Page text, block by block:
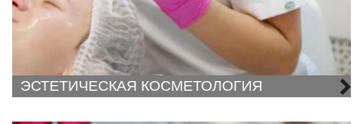
ЭСТЕТИЧЕСКАЯ КОСМЕТОЛОГИЯ